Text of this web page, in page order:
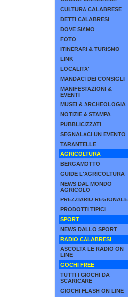
CULTURA CALABRESE
DETTI CALABRESI
DOVE SIAMO
FOTO
ITINERARI & TURISMO
LINK
LOCALITA'
MANDACI DEI CONSIGLI
MANIFESTAZIONI &
EVENTI
MUSEI & ARCHEOLOGIA
NOTIZIE & STAMPA
PUBBLICIZZATI
SEGNALACI UN EVENTO
TARANTELLE
AGRICOLTURA
BERGAMOTTO
GUIDE L'AGRICOLTURA
NEWS DAL MONDO
AGRICOLO
PREZZIARIO REGIONALE
PRODOTTI TIPICI
SPORT
NEWS DALLO SPORT
RADIO CALABRESI
ASCOLTA LE RADIO ON
LINE
GOCHI FREE
TUTTI I GIOCHI DA
SCARICARE
GIOCHI FLASH ON LINE